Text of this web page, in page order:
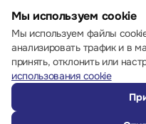
©
Мы используем cookie
Мы используем файлы
анализировать трафик и в
принять, отклонить или
использования cookie